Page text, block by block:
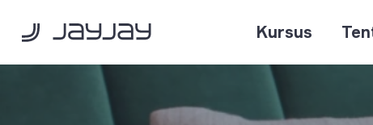
Kursus